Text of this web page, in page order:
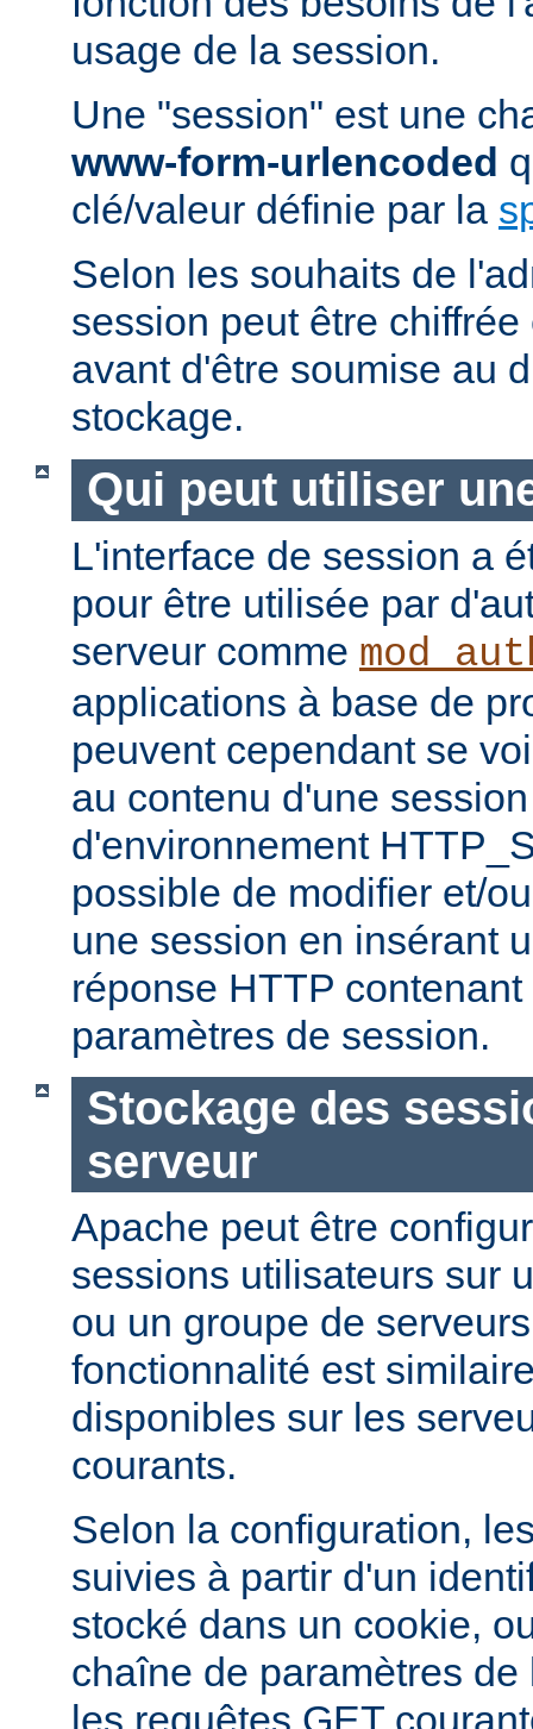
usage de la session.
Une "session" est une
www-form-urlencoded
clé/valeur définie par la
Selon les souhaits de
session peut être
avant d'être soumise au
stockage.
Qui peut utiliser
L'interface de session a
pour être utilisée par
serveur comme
applications à base de
peuvent cependant se
au contenu d'une
d'environnement
possible de modifier et/
une session en insérant
réponse HTTP
paramètres de session.
Stockage des
serveur
Apache peut être
sessions utilisateurs sur
ou un groupe de
fonctionnalité est
disponibles sur les
courants.
Selon la configuration,
suivies à partir d'un
stocké dans un cookie,
chaîne de paramètres
les requêtes GET